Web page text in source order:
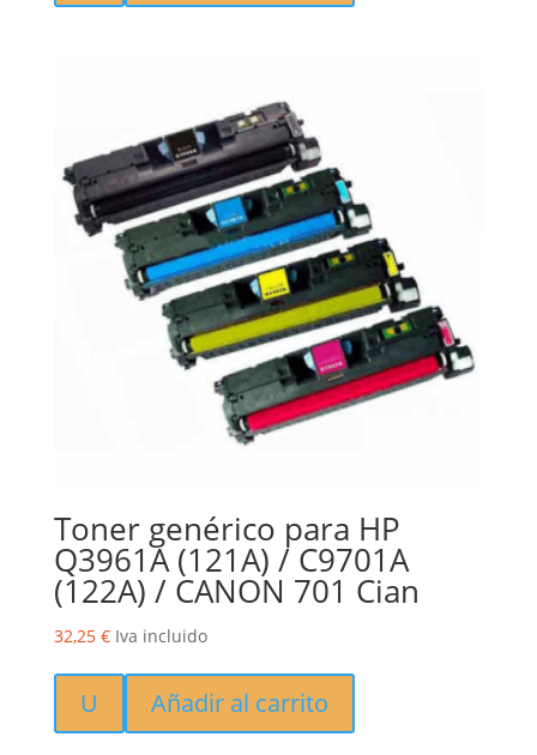
Toner genérico para HP
Q3961A (121A) / C9701A
(122A) / CANON 701 Cian
32,25 € Iva incluido
U Añadir al carrito